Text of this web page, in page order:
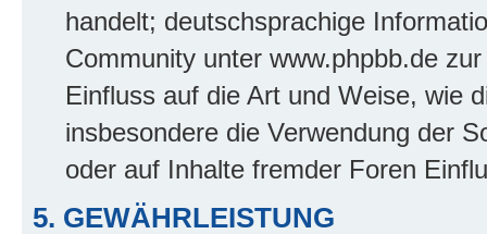
handelt; deutschsprachige
Community unter www.phpbb.de
Einfluss auf die Art und Weise, wie
insbesondere die Verwendung der
oder auf Inhalte fremder Foren
5. GEWÄHRLEISTUNG